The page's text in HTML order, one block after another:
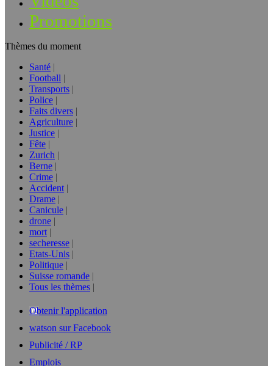
Promotions
Thèmes du moment
Santé
Football
Transports
Police
Faits divers
Agriculture
Justice
Fête
Zurich
Berne
Crime
Accident
Drame
Canicule
drone
mort
secheresse
Etats-Unis
Politique
Suisse romande
Tous les thèmes
Obtenir l'application
watson sur Facebook
Publicité / RP
Emplois